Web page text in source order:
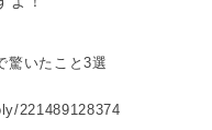
221489128374